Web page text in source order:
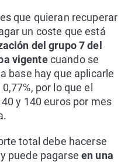
que quieran recuperar
un coste que está
del grupo 7 del
vigentecuando se
base hay que aplicarle
por lo que el
y 140 euros por mes
total debe hacerse
puede pagarseen una